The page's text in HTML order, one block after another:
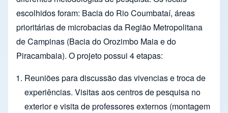
escolhidos foram: Bacia do Rio Coumbataí, áreas
prioritárias de microbacias da Região Metropolitana
de Campinas (Bacia do Orozimbo Maia e do
Piracambaia). O projeto possui 4 etapas:
Reuniões para discussão das vivencias e troca de
experiências. Visitas aos centros de pesquisa no
exterior e visita de professores externos (montagem